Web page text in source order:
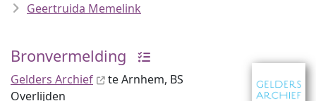
Geertruida Memelink
Bronvermelding
Gelders Archief
te Arnhem, BS
Overlijden